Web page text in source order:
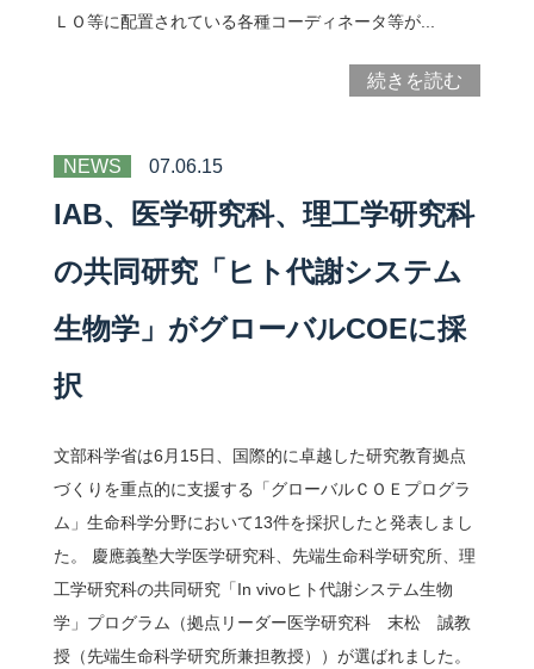
ＬＯ等に配置されている各種コーディネータ等が...
続きを読む
NEWS 07.06.15
IAB、医学研究科、理工学研究科
の共同研究「ヒト代謝システム
生物学」がグローバルCOEに採
択
文部科学省は6月15日、国際的に卓越した研究教育拠点
づくりを重点的に支援する「グローバルＣＯＥプログラ
ム」生命科学分野において13件を採択したと発表しまし
た。 慶應義塾大学医学研究科、先端生命科学研究所、理
工学研究科の共同研究「In vivoヒト代謝システム生物
学」プログラム（拠点リーダー医学研究科 末松 誠教
授（先端生命科学研究所兼担教授））が選ばれました。